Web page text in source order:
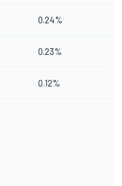
0.24%
0.23%
0.12%